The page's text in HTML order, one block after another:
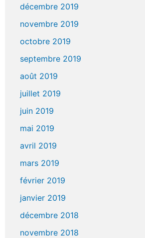
décembre 2019
novembre 2019
octobre 2019
septembre 2019
août 2019
juillet 2019
juin 2019
mai 2019
avril 2019
mars 2019
février 2019
janvier 2019
décembre 2018
novembre 2018